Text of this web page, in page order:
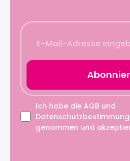
Ich habe die AGB und
genommen und